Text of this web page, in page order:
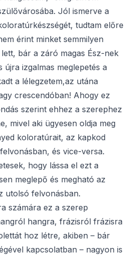
Jól ismerve a
tudtam előre
érint minket semmilyen
bár a záró magas Ész-nek
újra izgalmas meglepetés a
a lélegzetem,az utána
crescendóban! Ahogy ez
szerint ehhez a szerephez
mivel aki ügyesen oldja meg
koloratúrait, az kapkod
és vice-versa.
hogy lássa el ezt a
meglepő és megható az
utolsó felvonásban.
számára ez a szerep
hangra, frázisról frázisra
hoz létre, akiben – bár
kapcsolatban – nagyon is